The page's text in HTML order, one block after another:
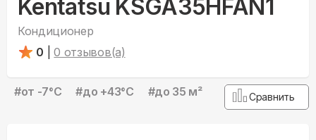
Kentatsu KSGA35HFAN1
Кондиционер
0
0 отзывов(а)
#от -7°С #до +43°С #до 35 м² Сравнить